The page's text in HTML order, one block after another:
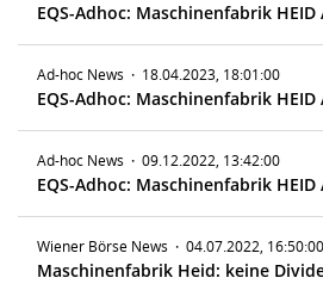
Ad-hoc News · 18.04.2023, 18:01:00
Ad-hoc News · 09.12.2022, 13:42:00
Wiener Börse News · 04.07.2022, 16:50:00
Maschinenfabrik Heid: keine